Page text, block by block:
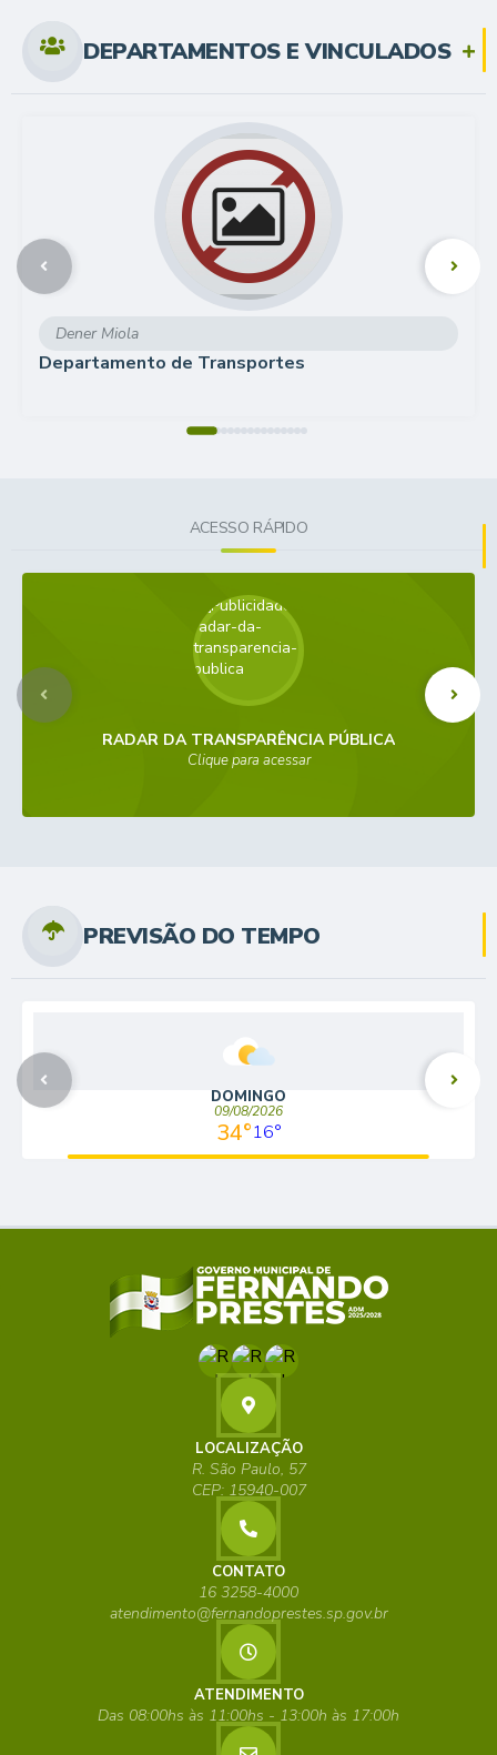
DEPARTAMENTOS E VINCULADOS
Departamento de Transportes
Dener Miola
ACESSO RÁPIDO
RADAR DA TRANSPARÊNCIA PÚBLICA
Clique para acessar
PREVISÃO DO TEMPO
DOMINGO
09/08/2026
34°16°
LOCALIZAÇÃO
R. São Paulo, 57
CEP: 15940-007
CONTATO
16 3258-4000
atendimento@fernandoprestes.sp.gov.br
ATENDIMENTO
Das 08:00hs às 11:00hs - 13:00h às 17:00h